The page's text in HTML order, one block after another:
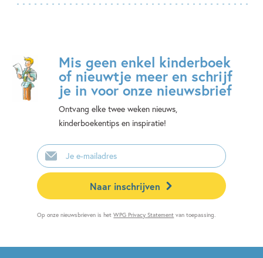
Mis geen enkel kinderboek
of nieuwtje meer en schrijf
je in voor onze nieuwsbrief
Ontvang elke twee weken nieuws,
kinderboekentips en inspiratie!
E-
mailadres
Naar inschrijven
Op onze nieuwsbrieven is hetWPG Privacy Statement van toepassing.